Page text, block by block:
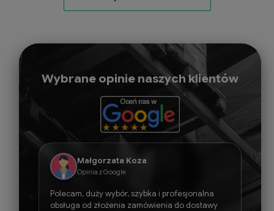
Wybrane opinie naszych klientów
Małgorzata Koza
Opinia z Google
Polecam, duży wybór, szybka i profesjonalna
obsługa od złożenia zamówienia do dostawy